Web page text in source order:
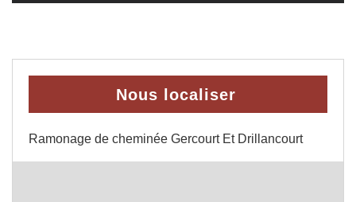
Nous localiser
Ramonage de cheminée Gercourt Et Drillancourt